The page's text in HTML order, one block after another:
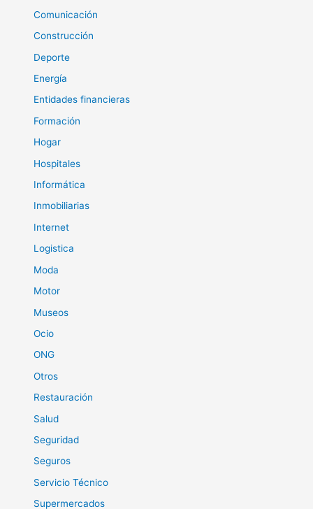
Comunicación
Construcción
Deporte
Energía
Entidades financieras
Formación
Hogar
Hospitales
Informática
Inmobiliarias
Internet
Logistica
Moda
Motor
Museos
Ocio
ONG
Otros
Restauración
Salud
Seguridad
Seguros
Servicio Técnico
Supermercados